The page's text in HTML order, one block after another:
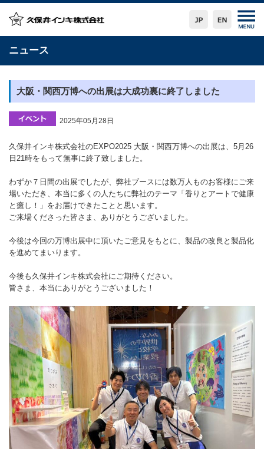
ニュース
大阪・関西万博への出展は大成功裏に終了しました
2025年05月28日
久保井インキ株式会社のEXPO2025 大阪・関西万博への出展は、5月26
日21時をもって無事に終了致しました。
わずか７日間の出展でしたが、弊社ブースには数万人ものお客様にご来
場いただき、本当に多くの人たちに弊社のテーマ「香りとアートで健康
と癒し！」をお届けできたことと思います。
ご来場くださった皆さま、ありがとうございました。
今後は今回の万博出展中に頂いたご意見をもとに、製品の改良と製品化
を進めてまいります。
今後も久保井インキ株式会社にご期待ください。
皆さま、本当にありがとうございました！